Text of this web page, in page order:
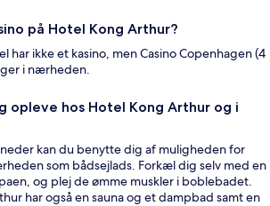
på Hotel Kong Arthur?
har ikke et kasino, men Casino Copenhagen (4
i nærheden.
opleve hos Hotel Kong Arthur og i
kan du benytte dig af muligheden for
som bådsejlads. Forkæl dig selv med en
og plej de ømme muskler i boblebadet.
har også en sauna og et dampbad samt en